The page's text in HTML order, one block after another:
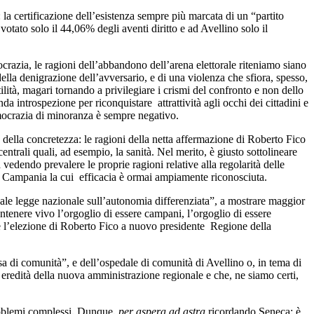
certificazione dell’esistenza sempre più marcata di un “partito
solo il 44,06% degli aventi diritto e ad Avellino solo il
le ragioni dell’abbandono dell’arena elettorale riteniamo siano
denigrazione dell’avversario, e di una violenza che sfiora, spesso,
magari tornando a privilegiare i crismi del confronto e non dello
introspezione per riconquistare attrattività agli occhi dei cittadini e
di minoranza è sempre negativo.
concretezza: le ragioni della netta affermazione di Roberto Fico
quali, ad esempio, la sanità. Nel merito, è giusto sottolineare
prevalere le proprie ragioni relative alla regolarità delle
la cui efficacia è ormai ampiamente riconosciuta.
legge nazionale sull’autonomia differenziata”, a mostrare maggior
vivo l’orgoglio di essere campani, l’orgoglio di essere
di Roberto Fico a nuovo presidente Regione della
di comunità”, e dell’ospedale di comunità di Avellino o, in tema di
della nuova amministrazione regionale e che, ne siamo certi,
complessi. Dunque, per aspera ad astra ricordando Seneca: è